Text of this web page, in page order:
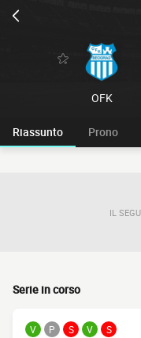
OFK
Riassunto Prono
IL
Serie in corso
V P S V S